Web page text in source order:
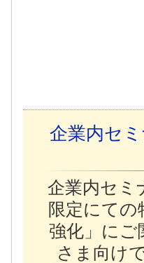
企業内セ
企業内セミ
限定にて
強化」にご
さま向け